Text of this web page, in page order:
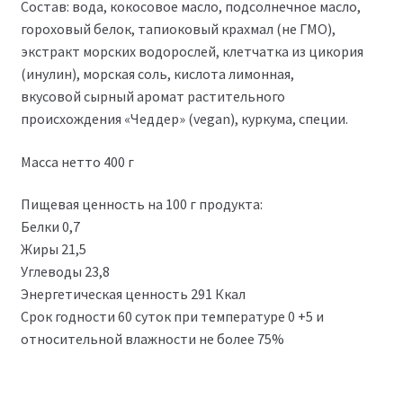
Состав: вода, кокосовое масло, подсолнечное масло,
гороховый белок, тапиоковый крахмал (не ГМО),
экстракт морских водорослей, клетчатка из цикория
(инулин), морская соль, кислота лимонная,
вкусовой сырный аромат растительного
происхождения «Чеддер» (vegan), куркума, специи.
Масса нетто 400 г
Пищевая ценность на 100 г продукта:
Белки 0,7
Жиры 21,5
Углеводы 23,8
Энергетическая ценность 291 Ккал
Срок годности 60 суток при температуре 0 +5 и
относительной влажности не более 75%